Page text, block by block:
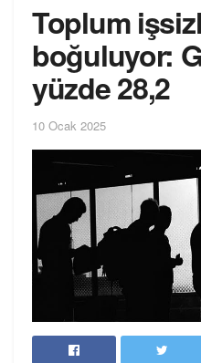
Toplum
boğuluyor:
yüzde 28,2
10 Ocak 2025